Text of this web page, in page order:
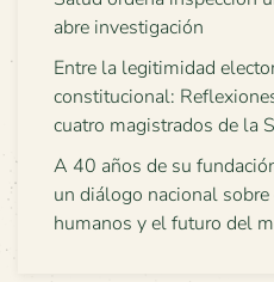
abre investigación
Entre la legitimidad
constitucional:
cuatro magistrados de la
A 40 años de su
un diálogo nacional sobre
humanos y el futuro del